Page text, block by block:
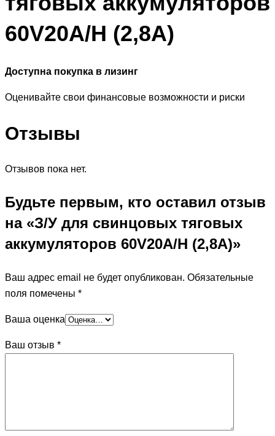
60V20A/H (2,8A)
Доступна покупка в лизинг
Оценивайте свои финансовые возможности и риски
Отзывы
Отзывов пока нет.
Будьте первым, кто оставил отзыв
на «З/У для свинцовых тяговых
аккумуляторов 60V20A/H (2,8A)»
Ваш адрес email не будет опубликован. Обязательные
поля помечены *
Ваша оценка
Ваш отзыв *